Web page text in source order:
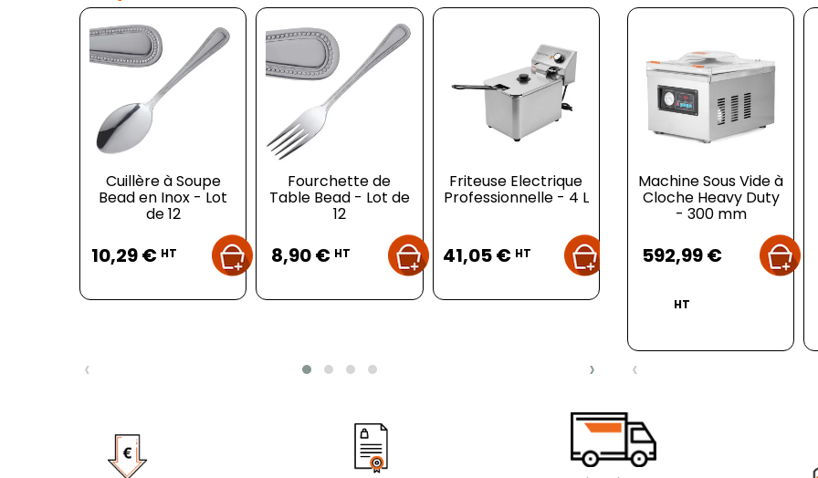
Cuillère à Soupe
Bead en Inox - Lot
de 12
10,29 € HT
Fourchette de
Table Bead - Lot de
12
8,90 € HT
Friteuse Electrique
Professionnelle - 4 L
41,05 € HT
Passoire Tamis - ø
120 mm
3,64 €HT
‹ ›
Machine Sous Vide à
Cloche Heavy Duty
- 300 mm
592,99 €
HT
‹